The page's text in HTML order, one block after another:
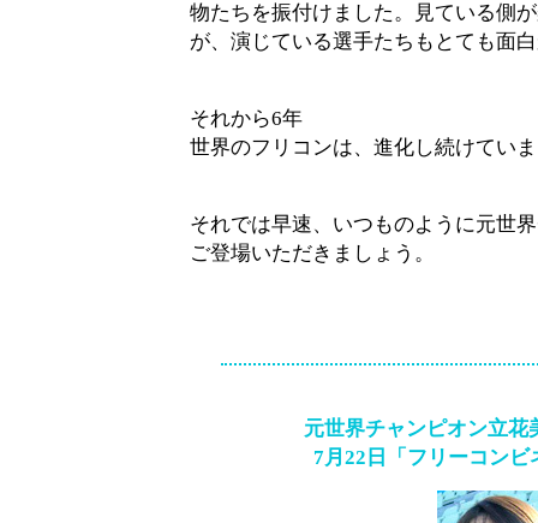
物たちを振付けました。見ている側
が、演じている選手たちもとても面
それから6年
世界のフリコンは、進化し続けてい
それでは早速、いつものように元世
ご登場いただきましょう。
元世界チャンピオン立
7月22日「フリーコンビ